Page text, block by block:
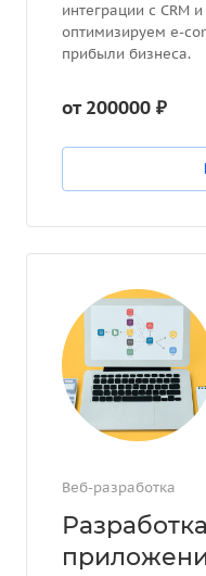
интеграции с CRM
оптимизируем e-
прибыли бизнеса.
от 200000 ₽
Веб-разработка